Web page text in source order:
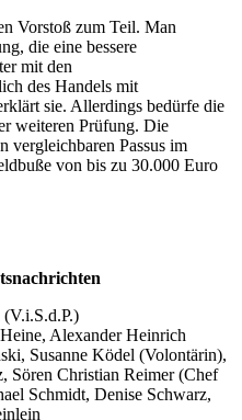
Vorstoß zum Teil. Man
die eine bessere
mit den
des Handels mit
sie. Allerdings bedürfe die
weiteren Prüfung. Die
vergleichbaren Passus im
von bis zu 30.000 Euro
Alexander Heinrich
Susanne Ködel (Volontärin),
Sören Christian Reimer (Chef
Schmidt, Denise Schwarz,